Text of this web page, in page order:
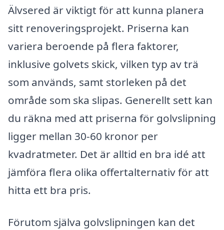
Älvsered är viktigt för att kunna planera
sitt renoveringsprojekt. Priserna kan
variera beroende på flera faktorer,
inklusive golvets skick, vilken typ av trä
som används, samt storleken på det
område som ska slipas. Generellt sett kan
du räkna med att priserna för golvslipning
ligger mellan 30-60 kronor per
kvadratmeter. Det är alltid en bra idé att
jämföra flera olika offertalternativ för att
hitta ett bra pris.
Förutom själva golvslipningen kan det